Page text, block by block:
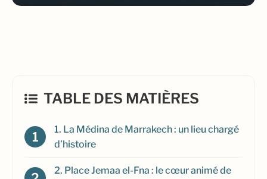
TABLE DES MATIÈRES
1. La Médina de Marrakech : un lieu chargé
d’histoire
2. Place Jemaa el-Fna : le cœur animé de